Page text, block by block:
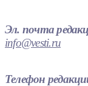
Эл. почта
info@vesti.ru
Телефон